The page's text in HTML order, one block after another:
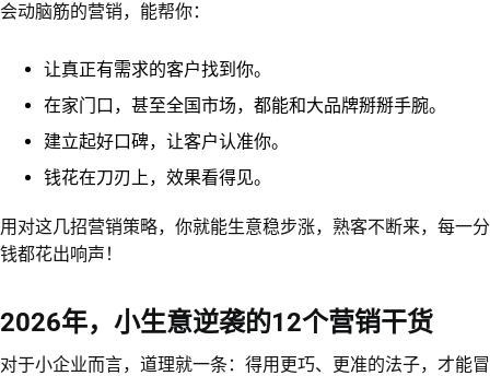
会动脑筋的营销，能帮你：
让真正有需求的客户找到你。
在家门口，甚至全国市场，都能和大品牌掰掰手腕。
建立起好口碑，让客户认准你。
钱花在刀刃上，效果看得见。
用对这几招营销策略，你就能生意稳步涨，熟客不断来，每一分
钱都花出响声！
2026年，小生意逆袭的12个营销干货
对于小企业而言，道理就一条：得用更巧、更准的法子，才能冒